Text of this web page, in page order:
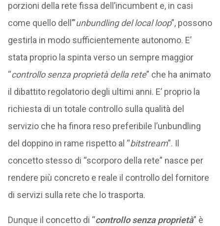
porzioni della rete fissa dell’incumbent e, in casi
come quello dell’”unbundling del local loop”, possono
gestirla in modo sufficientemente autonomo. E’
stata proprio la spinta verso un sempre maggior
“controllo senza proprietà della rete” che ha animato
il dibattito regolatorio degli ultimi anni. E’ proprio la
richiesta di un totale controllo sulla qualità del
servizio che ha finora reso preferibile l’unbundling
del doppino in rame rispetto al “bitstream”. Il
concetto stesso di “scorporo della rete” nasce per
rendere più concreto e reale il controllo del fornitore
di servizi sulla rete che lo trasporta.
Dunque il concetto di “controllo senza proprietà” è